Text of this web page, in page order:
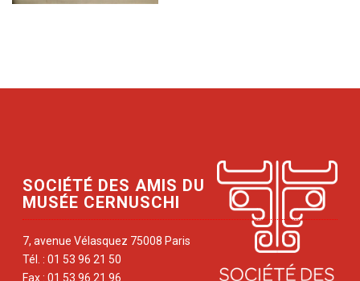
SOCIÉTÉ DES AMIS DU
MUSÉE CERNUSCHI
7, avenue Vélasquez 75008 Paris
Tél. : 01 53 96 21 50
Fax : 01 53 96 21 96